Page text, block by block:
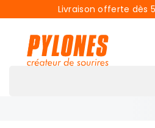
Livraison offerte dès